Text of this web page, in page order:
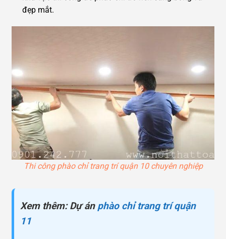
đẹp mắt.
Thi công phào chỉ trang trí quận 10 chuyên nghiệp
Xem thêm: Dự án phào chỉ trang trí quận
11